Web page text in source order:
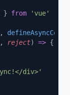
} from
,
, reject) =>